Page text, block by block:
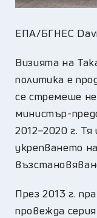
ЕПА/БГНЕС
Визията на
политика е
се стремеше
министър-
2012–2020 г.
укрепването
През 2013 г.
провежда